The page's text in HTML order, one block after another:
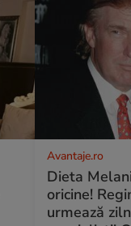
Avantaje.ro
Dieta
oricine!
urmează